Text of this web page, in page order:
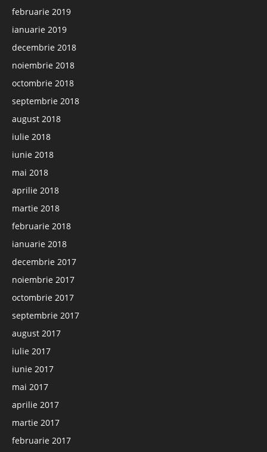
februarie 2019
ianuarie 2019
decembrie 2018
noiembrie 2018
octombrie 2018
septembrie 2018
august 2018
iulie 2018
iunie 2018
mai 2018
aprilie 2018
martie 2018
februarie 2018
ianuarie 2018
decembrie 2017
noiembrie 2017
octombrie 2017
septembrie 2017
august 2017
iulie 2017
iunie 2017
mai 2017
aprilie 2017
martie 2017
februarie 2017